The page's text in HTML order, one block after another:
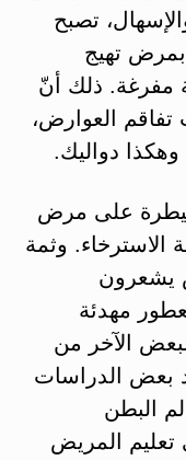
تصبح
بمرض تهيج
مفرغة. ذلك أنّ
تفاقم العوارض،
دواليك.
على مرض
الاسترخاء. وثمة
يشعرون
مهدئة
الآخر من
بعض الدراسات
البطن
تعليم المريض